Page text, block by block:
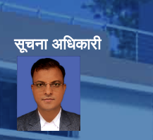
सूचना अधिकारी